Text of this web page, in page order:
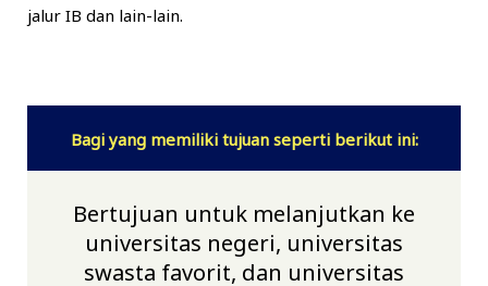
jalur IB dan lain-lain.
Bagi yang memiliki tujuan seperti berikut ini:
Bertujuan untuk melanjutkan ke
universitas negeri, universitas
swasta favorit, dan universitas